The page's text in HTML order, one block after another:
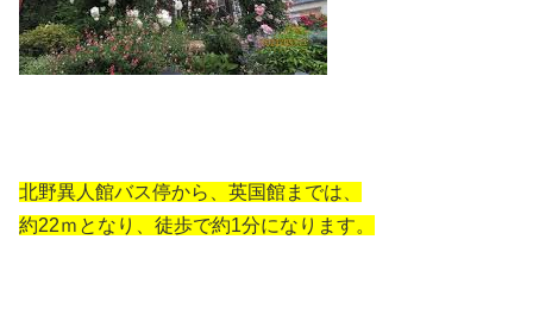
北野異人館バス停から、英国館までは、
約22ｍとなり、徒歩で約1分になります。